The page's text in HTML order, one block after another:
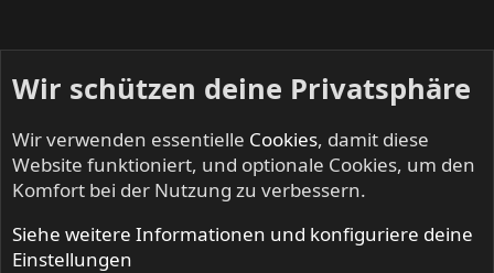
BEERDRINKERS & HELL RAISERS - Community
Wir schützen deine Privatsphäre
Wir verwenden essentielle Cookies, damit diese
Website funktioniert, und optionale Cookies, um den
Komfort bei der Nutzung zu verbessern.
Siehe weitere Informationen und konfiguriere deine
Einstellungen